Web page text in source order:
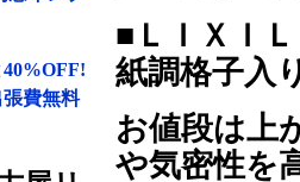
■ＬＩＸＩ
紙調格子入
お値段は上
や気密性を
費無料